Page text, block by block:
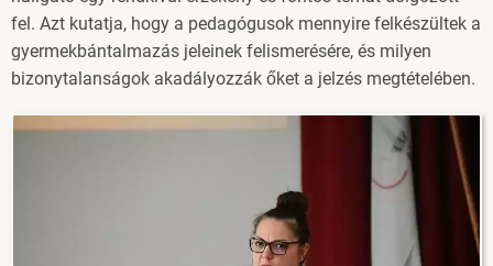
fel. Azt kutatja, hogy a pedagógusok mennyire felkészültek a
gyermekbántalmazás jeleinek felismerésére, és milyen
bizonytalanságok akadályozzák őket a jelzés megtételében.
Image